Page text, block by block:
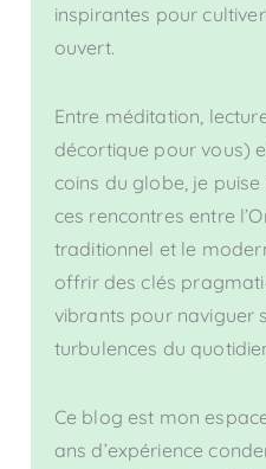
inspirantes pour
ouvert.
Entre méditation,
décortique pour vous)
coins du globe, je
ces rencontres entre
traditionnel et le
offrir des clés
vibrants pour naviguer
turbulences du
Ce blog est mon
ans d’expérience